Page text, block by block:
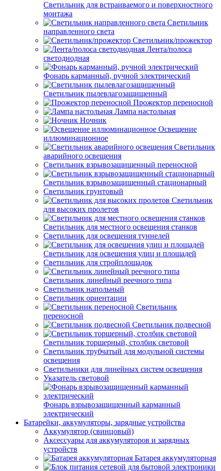
Светильник для встраиваемого и поверхностного
монтажа
Светильник
направленного света
Светильник/прожектор
Лента/полоса
светодиодная
Фонарь карманный, ручной электрический
Светильник пылевлагозащищенный
Прожектор переносной
Лампа настольная
Ночник
Освещение
иллюминационное
Светильник
аварийного освещения
Светильник взрывозащищенный переносной
Светильник взрывозащищенный стационарный
Светильник грунтовый
Светильник
для высоких пролетов
Светильник для местного освещения станков
Светильник для освещения туннелей
Светильник для освещения улиц и площадей
Светильник для стройплощадок
Светильник линейный реечного типа
Светильник напольный
Светильник ориентации
Светильник
переносной
Светильник подвесной
Светильник торшерный, столбик световой
Светильник трубчатый для модульной системы
освещения
Светильники для линейных систем освещения
Указатель световой
Фонарь взрывозащищенный карманный
электрический
Батарейки, аккумуляторы, зарядные устройства
Аккумулятор (свинцовый)
Аксессуары для аккумуляторов и зарядных
устройств
Батарея аккумуляторная